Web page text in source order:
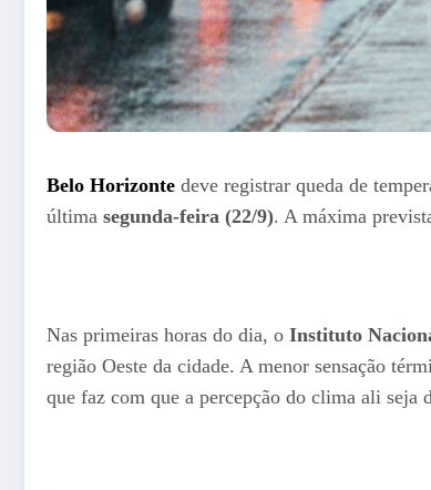
Belo Horizonte deve registrar queda de
última segunda-feira (22/9). A máxima
Nas primeiras horas do dia, o Instituto
região Oeste da cidade. A menor sensação
que faz com que a percepção do clima ali seja